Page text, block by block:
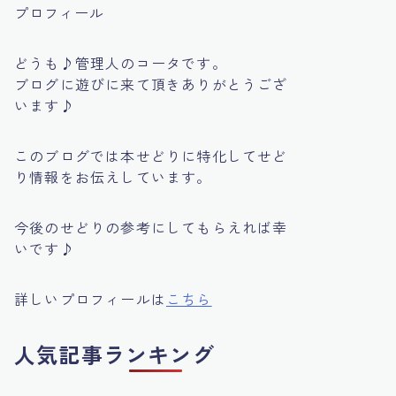
プロフィール
どうも♪管理人のコータです。
ブログに遊びに来て頂きありがとうござ
います♪
このブログでは本せどりに特化してせど
り情報をお伝えしています。
今後のせどりの参考にしてもらえれば幸
いです♪
詳しいプロフィールは こちら
人気記事ランキング